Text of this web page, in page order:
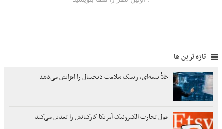
تازه ترین ها
خلأ بیمه‌ای، ریسک سلامت دیجیتال را افزایش می‌دهد
غول تجارت الکترونیک آمریکا کارکنانش را تعدیل می‌کند